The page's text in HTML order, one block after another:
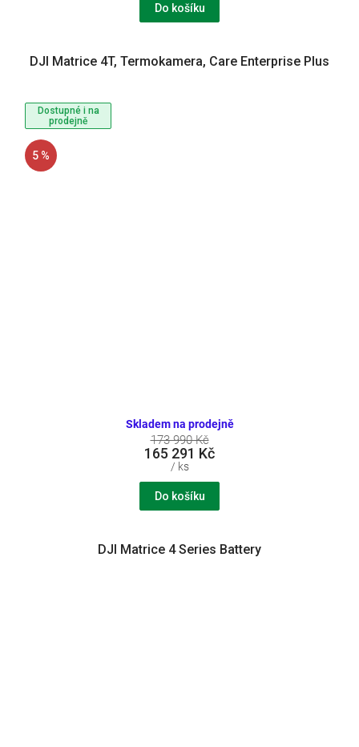
Do košíku
Dostupné i na
prodejně
5 %
DJI Matrice 4T, Termokamera, Care Enterprise Plus
Skladem na prodejně
173 990 Kč
165 291 Kč
/ ks
Do košíku
DJI Matrice 4 Series Battery